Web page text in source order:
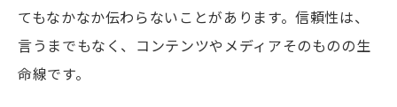
てもなかなか伝わらないことがあります。信頼性は、
言うまでもなく、コンテンツやメディアそのものの生
命線です。